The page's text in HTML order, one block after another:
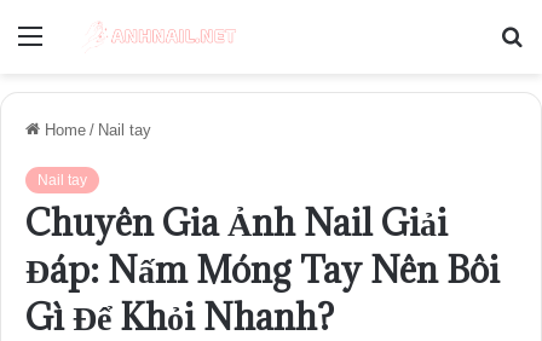
Menu
Home / Nail tay
Nail tay
Chuyên Gia Ảnh Nail Giải
Đáp: Nấm Móng Tay Nên Bôi
Gì Để Khỏi Nhanh?